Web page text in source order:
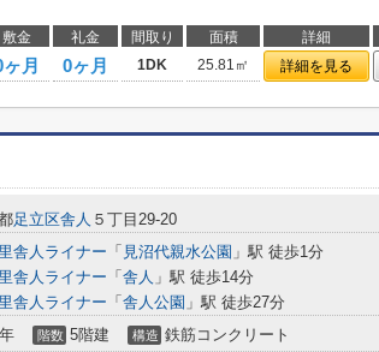
敷金 礼金 間取り 面積 詳細
月 0ヶ月 1DK 25.81㎡ 詳細を見る
足立区舎人 ５丁目29-20
舎人ライナー 「 見沼代親水公園 」駅 徒歩1分
舎人ライナー 「 舎人 」駅 徒歩14分
舎人ライナー 「 舎人公園 」駅 徒歩27分
階数 5階建 構造 鉄筋コンクリート